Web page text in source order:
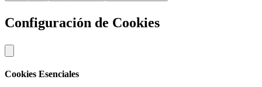
Configuración de Cookies
Cookies Esenciales